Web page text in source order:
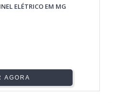
ELÉTRICO EM MG
AGORA